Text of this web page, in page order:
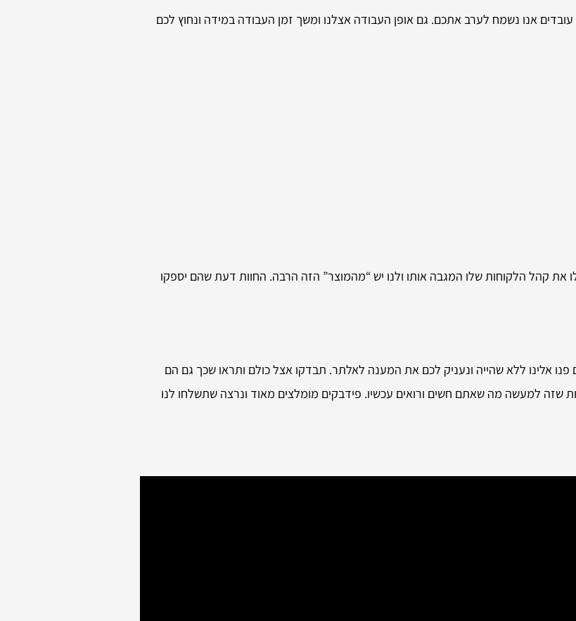
עובדים אנו נשמח לערב אתכם. גם אופן העבודה אצלנו ומשך זמן העבודה במידה ונחוץ לכם
את קהל הלקוחות שלו המגבה אותו ולנו יש “מהמוצר” הזה הרבה. החוות דעת שהם יספקו
אלינו ללא שהייה ונעניק לכם את המענה לאלתר. תבדקו אצל כולם ותראו שכך גם הם
שזה למעשה מה שאתם חשים ורואים עכשיו. פידבקים מומלצים מאוד ונרצה שתשלחו לנו